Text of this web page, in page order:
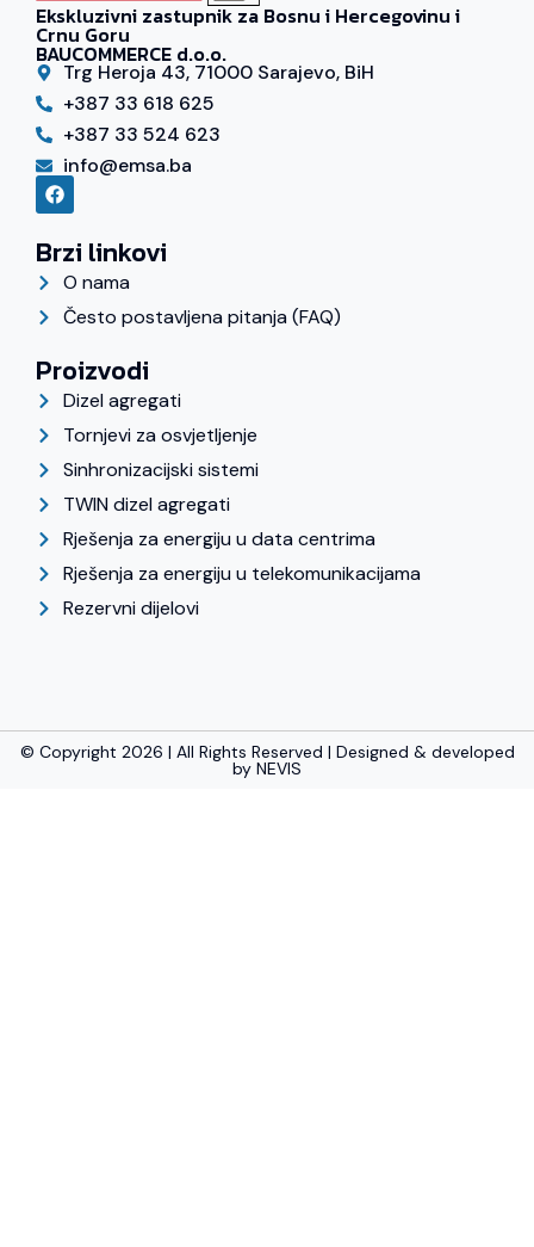
Ekskluzivni zastupnik za Bosnu i Hercegovinu i
Crnu Goru
BAUCOMMERCE d.o.o.
Trg Heroja 43, 71000 Sarajevo, BiH
+387 33 618 625
+387 33 524 623
info@emsa.ba
Brzi linkovi
O nama
Često postavljena pitanja (FAQ)
Proizvodi
Dizel agregati
Tornjevi za osvjetljenje
Sinhronizacijski sistemi
TWIN dizel agregati
Rješenja za energiju u data centrima
Rješenja za energiju u telekomunikacijama
Rezervni dijelovi
© Copyright 2026 | All Rights Reserved | Designed & developed
by NEVIS